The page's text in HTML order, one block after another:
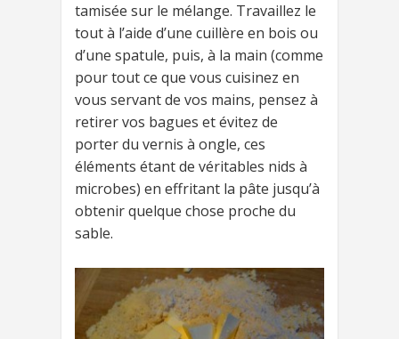
tamisée sur le mélange. Travaillez le
tout à l’aide d’une cuillère en bois ou
d’une spatule, puis, à la main (comme
pour tout ce que vous cuisinez en
vous servant de vos mains, pensez à
retirer vos bagues et évitez de
porter du vernis à ongle, ces
éléments étant de véritables nids à
microbes) en effritant la pâte jusqu’à
obtenir quelque chose proche du
sable.